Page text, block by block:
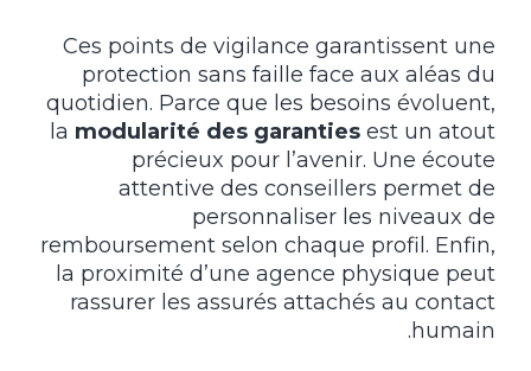
Ces points de vigilance garantissent une
protection sans faille face aux aléas du
quotidien. Parce que les besoins évoluent,
la modularité des garanties est un atout
précieux pour l’avenir. Une écoute
attentive des conseillers permet de
personnaliser les niveaux de
remboursement selon chaque profil. Enfin,
la proximité d’une agence physique peut
rassurer les assurés attachés au contact
humain.